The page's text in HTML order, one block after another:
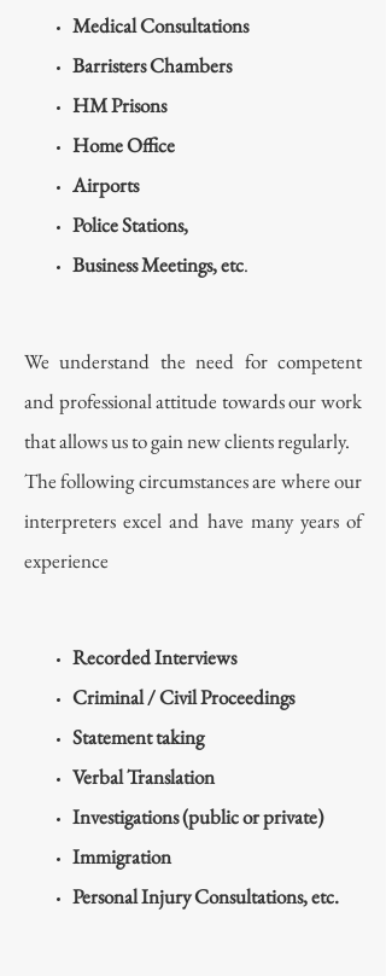
Medical Consultations
Barristers Chambers
HM Prisons
Home Office
Airports
Police Stations,
Business Meetings, etc.
We understand the need for competent
and professional attitude towards our work
that allows us to gain new clients regularly.
The following circumstances are where our
interpreters excel and have many years of
experience
Recorded Interviews
Criminal / Civil Proceedings
Statement taking
Verbal Translation
Investigations (public or private)
Immigration
Personal Injury Consultations, etc.